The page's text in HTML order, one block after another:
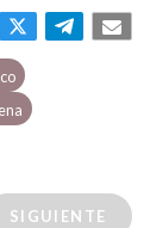
SIGUIENTE